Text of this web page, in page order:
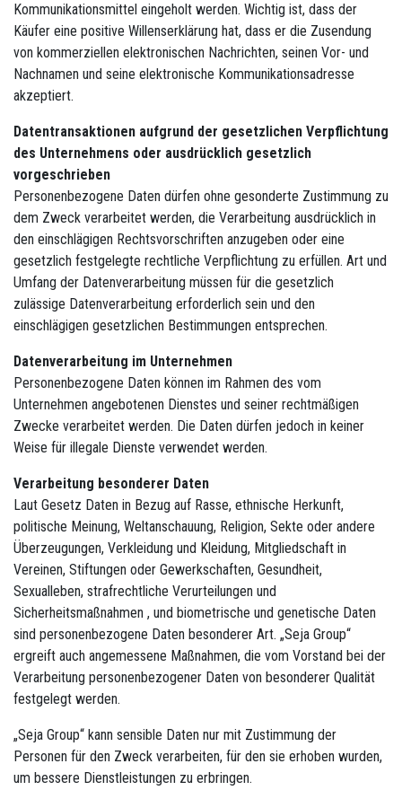
Kommunikationsmittel eingeholt werden. Wichtig ist, dass der
Käufer eine positive Willenserklärung hat, dass er die Zusendung
von kommerziellen elektronischen Nachrichten, seinen Vor- und
Nachnamen und seine elektronische Kommunikationsadresse
akzeptiert.
Datentransaktionen aufgrund der gesetzlichen Verpflichtung
des Unternehmens oder ausdrücklich gesetzlich
vorgeschrieben
Personenbezogene Daten dürfen ohne gesonderte Zustimmung zu
dem Zweck verarbeitet werden, die Verarbeitung ausdrücklich in
den einschlägigen Rechtsvorschriften anzugeben oder eine
gesetzlich festgelegte rechtliche Verpflichtung zu erfüllen. Art und
Umfang der Datenverarbeitung müssen für die gesetzlich
zulässige Datenverarbeitung erforderlich sein und den
einschlägigen gesetzlichen Bestimmungen entsprechen.
Datenverarbeitung im Unternehmen
Personenbezogene Daten können im Rahmen des vom
Unternehmen angebotenen Dienstes und seiner rechtmäßigen
Zwecke verarbeitet werden. Die Daten dürfen jedoch in keiner
Weise für illegale Dienste verwendet werden.
Verarbeitung besonderer Daten
Laut Gesetz Daten in Bezug auf Rasse, ethnische Herkunft,
politische Meinung, Weltanschauung, Religion, Sekte oder andere
Überzeugungen, Verkleidung und Kleidung, Mitgliedschaft in
Vereinen, Stiftungen oder Gewerkschaften, Gesundheit,
Sexualleben, strafrechtliche Verurteilungen und
Sicherheitsmaßnahmen , und biometrische und genetische Daten
sind personenbezogene Daten besonderer Art. „Seja Group“
ergreift auch angemessene Maßnahmen, die vom Vorstand bei der
Verarbeitung personenbezogener Daten von besonderer Qualität
festgelegt werden.
„Seja Group“ kann sensible Daten nur mit Zustimmung der
Personen für den Zweck verarbeiten, für den sie erhoben wurden,
um bessere Dienstleistungen zu erbringen.